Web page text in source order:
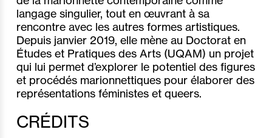
langage singulier, tout en œuvrant à sa
rencontre avec les autres formes artistiques.
Depuis janvier 2019, elle mène au Doctorat en
Études et Pratiques des Arts (UQAM) un projet
qui lui permet d’explorer le potentiel des figures
et procédés marionnettiques pour élaborer des
représentations féministes et queers.
CRÉDITS